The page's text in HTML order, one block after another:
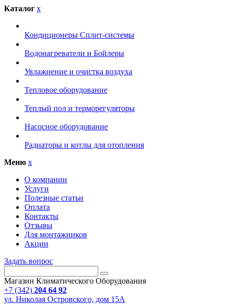
Каталог x
Кондиционеры Сплит-системы
Водонагреватели и Бойлеры
Увлажнение и очистка воздуха
Тепловое оборудование
Теплый пол и терморегуляторы
Насосное оборудование
Радиаторы и котлы для отопления
Меню x
О компании
Услуги
Полезные статьи
Оплата
Контакты
Отзывы
Для монтажников
Акции
Задать вопрос
Магазин Климатического Оборудования
+7 (342) 204 64 92
ул. Николая Островского, дом 15А